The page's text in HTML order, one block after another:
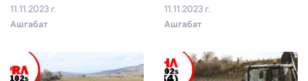
11.11.2023 г.
Ашгабат
11.11.2023 г.
Ашгабат